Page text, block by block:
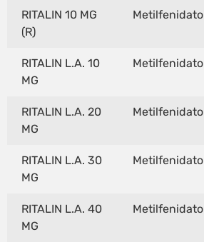
RITALIN 10 MG
(R)
Metilfenidato
RITALIN L.A. 10
MG
Metilfenidato
RITALIN L.A. 20
MG
Metilfenidato
RITALIN L.A. 30
MG
Metilfenidato
RITALIN L.A. 40
MG
Metilfenidato